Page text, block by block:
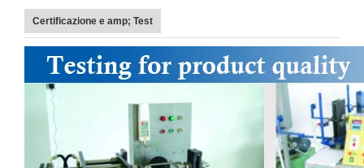
Certificazione e amp; Test